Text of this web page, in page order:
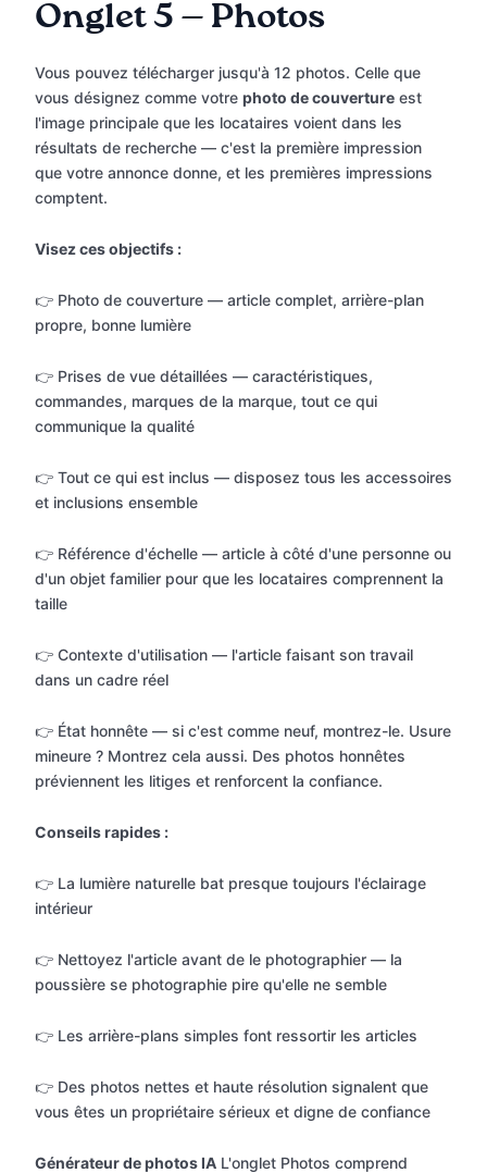
Onglet 5 — Photos
Vous pouvez télécharger jusqu'à 12 photos. Celle que
vous désignez comme votre photo de couverture est
l'image principale que les locataires voient dans les
résultats de recherche — c'est la première impression
que votre annonce donne, et les premières impressions
comptent.
Visez ces objectifs :
👉 Photo de couverture — article complet, arrière-plan
propre, bonne lumière
👉 Prises de vue détaillées — caractéristiques,
commandes, marques de la marque, tout ce qui
communique la qualité
👉 Tout ce qui est inclus — disposez tous les accessoires
et inclusions ensemble
👉 Référence d'échelle — article à côté d'une personne ou
d'un objet familier pour que les locataires comprennent la
taille
👉 Contexte d'utilisation — l'article faisant son travail
dans un cadre réel
👉 État honnête — si c'est comme neuf, montrez-le. Usure
mineure ? Montrez cela aussi. Des photos honnêtes
préviennent les litiges et renforcent la confiance.
Conseils rapides :
👉 La lumière naturelle bat presque toujours l'éclairage
intérieur
👉 Nettoyez l'article avant de le photographier — la
poussière se photographie pire qu'elle ne semble
👉 Les arrière-plans simples font ressortir les articles
👉 Des photos nettes et haute résolution signalent que
vous êtes un propriétaire sérieux et digne de confiance
Générateur de photos IA L'onglet Photos comprend